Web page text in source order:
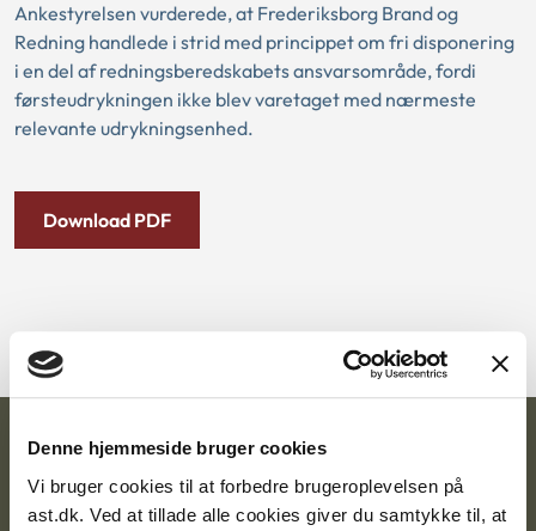
Denne hjemmeside bruger cookies
Vi bruger cookies til at forbedre brugeroplevelsen på
ast.dk. Ved at tillade alle cookies giver du samtykke til, at
Ankestyrelsen vurderede, at Frederiksborg Brand og
Redning handlede i strid med princippet om fri disponering
i en del af redningsberedskabets ansvarsområde, fordi
førsteudrykningen ikke blev varetaget med nærmeste
relevante udrykningsenhed.
Download PDF
Ankestyrelsen
Postadresse: